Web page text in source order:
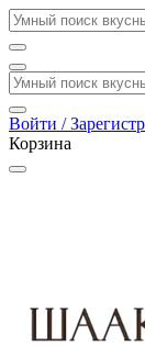
Войти /
Корзина